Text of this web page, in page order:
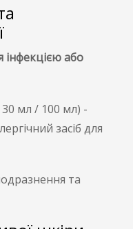
інфекцією або
мл / 100 мл) -
засіб для
та